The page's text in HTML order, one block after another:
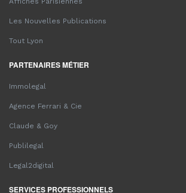
Les Nouvelles Publications
Tout Lyon
PARTENAIRES MÉTIER
Immolegal
Agence Ferrari & Cie
Claude & Goy
Publilegal
Legal2digital
SERVICES PROFESSIONNELS